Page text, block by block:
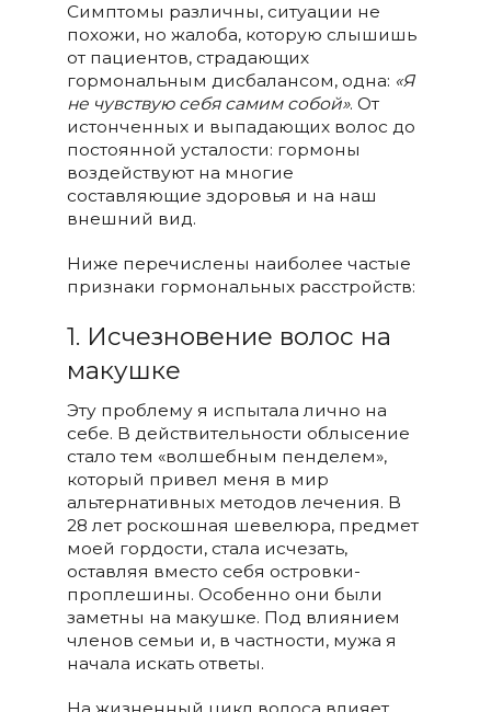
Симптомы различны, ситуации не
похожи, но жалоба, которую слышишь
от пациентов, страдающих
гормональным дисбалансом, одна: «Я
не чувствую себя самим собой». От
истонченных и выпадающих волос до
постоянной усталости: гормоны
воздействуют на многие
составляющие здоровья и на наш
внешний вид.
Ниже перечислены наиболее частые
признаки гормональных расстройств:
1. Исчезновение волос на
макушке
Эту проблему я испытала лично на
себе. В действительности облысение
стало тем «волшебным пенделем»,
который привел меня в мир
альтернативных методов лечения. В
28 лет роскошная шевелюра, предмет
моей гордости, стала исчезать,
оставляя вместо себя островки-
проплешины. Особенно они были
заметны на макушке. Под влиянием
членов семьи и, в частности, мужа я
начала искать ответы.